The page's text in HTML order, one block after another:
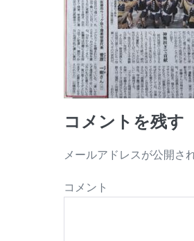
コメントを残す
メールアドレスが公開さ
コメント